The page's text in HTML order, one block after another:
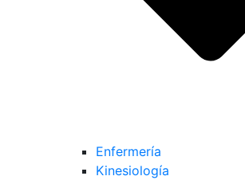
Enfermería
Kinesiología